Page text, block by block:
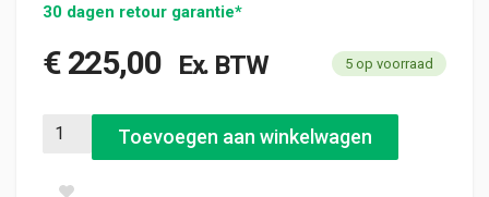
30 dagen retour garantie*
€225,00 Ex. BTW 5 op voorraad
Rubbervloermat 3mm Cobra – Jumpy / Expert / ProAce L3
Toevoegen aan winkelwagen